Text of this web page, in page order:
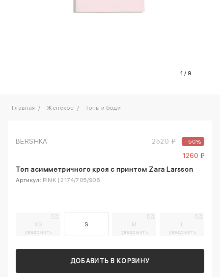
1 / 9
Главная Женское Топы и боди
BERSHKA 2520 ₽ –50%
1260 ₽
Топ асимметричного кроя с принтом Zara Larsson
Артикул: PINK | 2174/705/906
XS
уведомить
S M
уведомить
L
уведомить
ДОБАВИТЬ В КОРЗИНУ